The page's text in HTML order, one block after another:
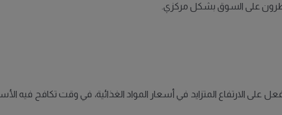
على السوق بشكل مركزي.
الارتفاع المتزايد في أسعار المواد الغذائية، في وقت تكافح فيه